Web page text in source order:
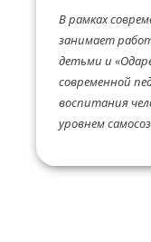
В рамках
занимает
детьми и
современной
воспитания
уровнем